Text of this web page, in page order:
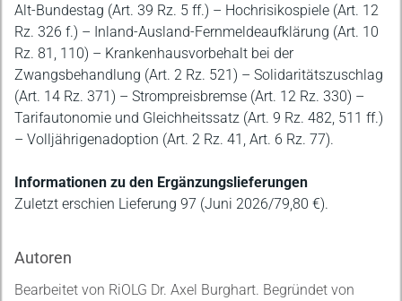
Alt-Bundestag (Art. 39 Rz. 5 ff.) – Hochrisikospiele (Art. 12
Rz. 326 f.) – Inland-Ausland-Fernmeldeaufklärung (Art. 10
Rz. 81, 110) – Krankenhausvorbehalt bei der
Zwangsbehandlung (Art. 2 Rz. 521) – Solidaritätszuschlag
(Art. 14 Rz. 371) – Strompreisbremse (Art. 12 Rz. 330) –
Tarifautonomie und Gleichheitssatz (Art. 9 Rz. 482, 511 ff.)
– Volljährigenadoption (Art. 2 Rz. 41, Art. 6 Rz. 77).
Informationen zu den Ergänzungslieferungen
Zuletzt erschien Lieferung 97 (Juni 2026/79,80 €).
Autoren
Bearbeitet von RiOLG Dr. Axel Burghart. Begründet von